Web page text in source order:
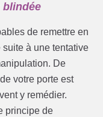
blindée
de remettre en
à une tentative
De
votre porte est
y remédier.
principe de